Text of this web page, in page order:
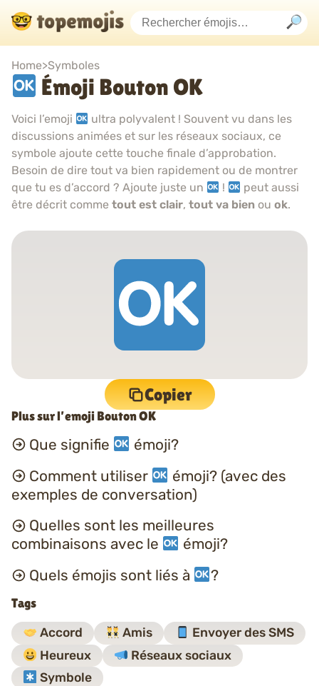
Home>Symboles
Émoji Bouton OK
Voici l’emoji
ultra polyvalent ! Souvent vu dans les
discussions animées et sur les réseaux sociaux, ce
symbole ajoute cette touche finale d’approbation.
Besoin de dire tout va bien rapidement ou de montrer
que tu es d’accord ? Ajoute juste un
!
peut aussi
être décrit comme tout est clair, tout va bien ou ok.
Copier
Plus sur l’emoji Bouton OK
Que signifie
émoji?
Comment utiliser
émoji? (avec des
exemples de conversation)
Quelles sont les meilleures
combinaisons avec le
émoji?
Quels émojis sont liés à
?
Tags
Accord Amis
Envoyer des SMS
Heureux
Réseaux sociaux
Symbole